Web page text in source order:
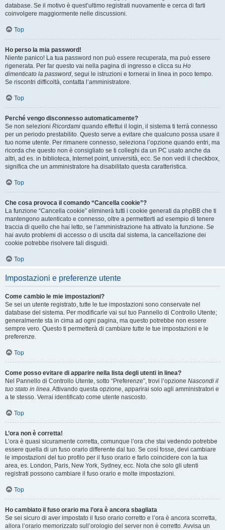
database. Se il motivo è quest’ultimo registrati nuovamente e cerca di farti
coinvolgere maggiormente nelle discussioni.
Top
Ho perso la mia password!
Niente panico! La tua password non può essere recuperata, ma può essere
rigenerata. Per far questo vai nella pagina di ingresso e clicca su Ho
dimenticato la password, segui le istruzioni e tornerai in linea in poco tempo.
Se riscontri difficoltà, contatta l’amministratore.
Top
Perché vengo disconnesso automaticamente?
Se non selezioni Ricordami quando effettui il login, il sistema ti terrà connesso
per un periodo prestabilito. Questo serve a evitare che qualcuno possa usare il
tuo nome utente. Per rimanere connesso, seleziona l’opzione quando entri, ma
ricorda che questo non è consigliato se ti colleghi da un PC usato anche da
altri, ad es. in biblioteca, Internet point, università, ecc. Se non vedi il checkbox,
significa che un amministratore ha disabilitato questa caratteristica.
Top
Che cosa provoca il comando “Cancella cookie”?
La funzione “Cancella cookie” eliminerà tutti i cookie generati da phpBB che ti
mantengono autenticato e connesso, oltre a permetterti ad esempio di tenere
traccia di quello che hai letto, se l’amministrazione ha attivato la funzione. Se
hai avuto problemi di accesso o di uscita dal sistema, la cancellazione dei
cookie potrebbe risolvere tali disguidi.
Top
Impostazioni e preferenze utente
Come cambio le mie impostazioni?
Se sei un utente registrato, tutte le tue impostazioni sono conservate nel
database del sistema. Per modificarle vai sul tuo Pannello di Controllo Utente;
generalmente sta in cima ad ogni pagina, ma questo potrebbe non essere
sempre vero. Questo ti permetterà di cambiare tutte le tue impostazioni e le
preferenze.
Top
Come posso evitare di apparire nella lista degli utenti in linea?
Nel Pannello di Controllo Utente, sotto “Preferenze”, trovi l’opzione Nascondi il
tuo stato in linea. Attivando questa opzione, apparirai solo agli amministratori e
a te stesso. Verrai identificato come utente nascosto.
Top
L’ora non è corretta!
L’ora è quasi sicuramente corretta, comunque l’ora che stai vedendo potrebbe
essere quella di un fuso orario differente dal tuo. Se così fosse, devi cambiare
le impostazioni del tuo profilo per il fuso orario e farlo coincidere con la tua
area, es. London, Paris, New York, Sydney, ecc. Nota che solo gli utenti
registrati possono cambiare il fuso orario e molte impostazioni.
Top
Ho cambiato il fuso orario ma l’ora è ancora sbagliata
Se sei sicuro di aver impostato il fuso orario corretto e l’ora è ancora scorretta,
allora l’orario memorizzato sull’orologio del server non è corretto. Avvisa un